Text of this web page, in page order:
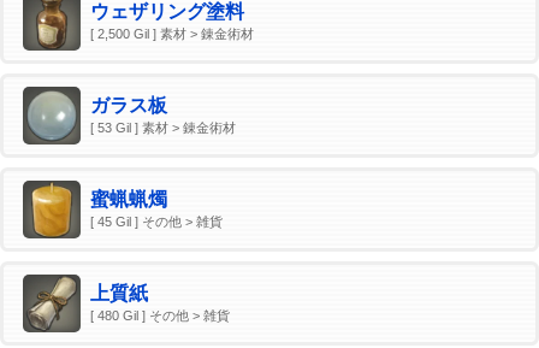
ウェザリング塗料
[ 2,500 Gil ] 素材 > 錬金術材
ガラス板
[ 53 Gil ] 素材 > 錬金術材
蜜蝋蝋燭
[ 45 Gil ] その他 > 雑貨
上質紙
[ 480 Gil ] その他 > 雑貨